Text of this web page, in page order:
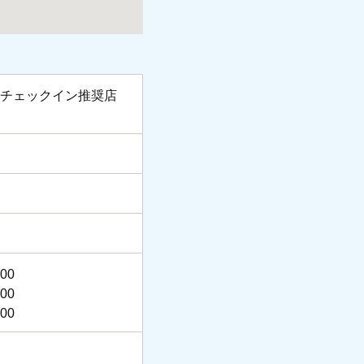
ェックイン推奨店